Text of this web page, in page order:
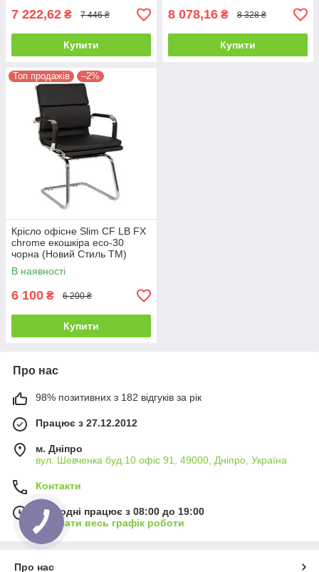
7 222,62 ₴ 7 446 ₴
Купити
8 078,16 ₴ 8 328 ₴
Купити
Топ продажів –2%
Крісло офісне Slim CF LB FX
chrome екошкіра eco-30
чорна (Новий Стиль ТМ)
В наявності
6 100 ₴ 6 200 ₴
Купити
Про нас
98% позитивних з 182 відгуків за рік
Працює з 27.12.2012
м. Дніпро
вул. Шевченка буд.10 офіс 91, 49000, Дніпро, Україна
Контакти
Сьогодні працює з 08:00 до 19:00
Показати весь графік роботи
Про нас